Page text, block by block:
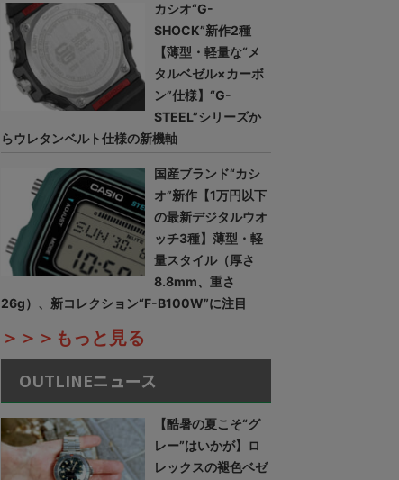
カシオ“G-
SHOCK”新作2種
【薄型・軽量な“メ
タルベゼル×カーボ
ン”仕様】“G-
STEEL”シリーズか
らウレタンベルト仕様の新機軸
国産ブランド“カシ
オ”新作【1万円以下
の最新デジタルウオ
ッチ3種】薄型・軽
量スタイル（厚さ
8.8mm、重さ
26g）、新コレクション“F-B100W”に注目
＞＞＞もっと見る
OUTLINEニュース
【酷暑の夏こそ“グ
レー”はいかが】ロ
レックスの褪色ベゼ